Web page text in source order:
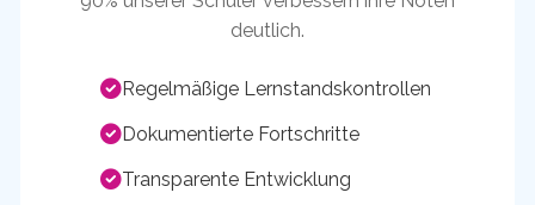
deutlich.
Regelmäßige Lernstandskontrollen
Dokumentierte Fortschritte
Transparente Entwicklung